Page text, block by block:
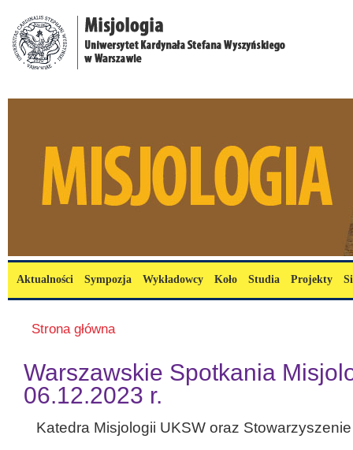
Menu główne
Aktualności Sympozja Wykładowcy Koło Studia Projekty
Jesteś tutaj
Strona główna
Warszawskie Spotkania
06.12.2023 r.
Katedra Misjologii UKSW oraz